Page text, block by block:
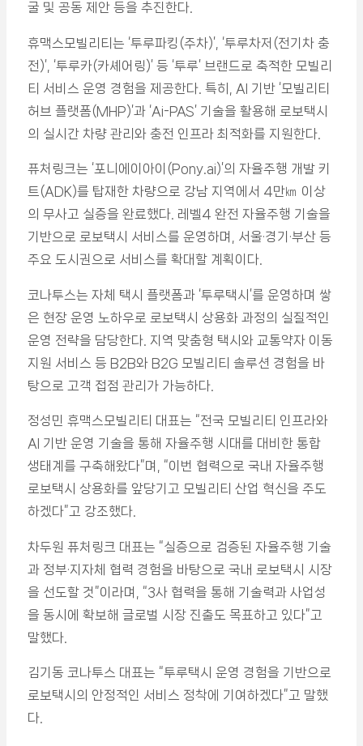
굴 및 공동 제안 등을 추진한다.
휴맥스모빌리티는 ‘투루파킹(주차)’, ‘투루차저(전기차 충
전)’, ‘투루카(카셰어링)’ 등 ‘투루’ 브랜드로 축적한 모빌리
티 서비스 운영 경험을 제공한다. 특히, AI 기반 ‘모빌리티
허브 플랫폼(MHP)’과 ‘Ai-PAS’ 기술을 활용해 로보택시
의 실시간 차량 관리와 충전 인프라 최적화를 지원한다.
퓨처링크는 ‘포니에이아이(Pony.ai)’의 자율주행 개발 키
트(ADK)를 탑재한 차량으로 강남 지역에서 4만㎞ 이상
의 무사고 실증을 완료했다. 레벨4 완전 자율주행 기술을
기반으로 로보택시 서비스를 운영하며, 서울·경기·부산 등
주요 도시권으로 서비스를 확대할 계획이다.
코나투스는 자체 택시 플랫폼과 ‘투루택시’를 운영하며 쌓
은 현장 운영 노하우로 로보택시 상용화 과정의 실질적인
운영 전략을 담당한다. 지역 맞춤형 택시와 교통약자 이동
지원 서비스 등 B2B와 B2G 모빌리티 솔루션 경험을 바
탕으로 고객 접점 관리가 가능하다.
정성민 휴맥스모빌리티 대표는 “전국 모빌리티 인프라와
AI 기반 운영 기술을 통해 자율주행 시대를 대비한 통합
생태계를 구축해왔다”며, “이번 협력으로 국내 자율주행
로보택시 상용화를 앞당기고 모빌리티 산업 혁신을 주도
하겠다”고 강조했다.
차두원 퓨처링크 대표는 “실증으로 검증된 자율주행 기술
과 정부·지자체 협력 경험을 바탕으로 국내 로보택시 시장
을 선도할 것”이라며, “3사 협력을 통해 기술력과 사업성
을 동시에 확보해 글로벌 시장 진출도 목표하고 있다”고
말했다.
김기동 코나투스 대표는 “투루택시 운영 경험을 기반으로
로보택시의 안정적인 서비스 정착에 기여하겠다”고 말했
다.